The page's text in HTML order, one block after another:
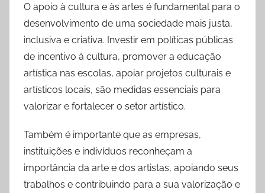
O apoio à cultura e às artes é fundamental para o
desenvolvimento de uma sociedade mais justa,
inclusiva e criativa. Investir em políticas públicas
de incentivo à cultura, promover a educação
artística nas escolas, apoiar projetos culturais e
artísticos locais, são medidas essenciais para
valorizar e fortalecer o setor artístico.
Também é importante que as empresas,
instituições e indivíduos reconheçam a
importância da arte e dos artistas, apoiando seus
trabalhos e contribuindo para a sua valorização e